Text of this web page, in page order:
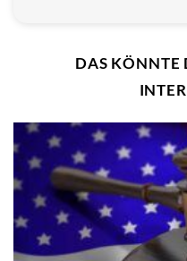
DAS KÖNNTE